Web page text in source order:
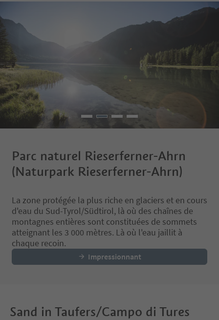
Parc naturel Rieserferner-Ahrn
(Naturpark Rieserferner-Ahrn)
La zone protégée la plus riche en glaciers et en cours
d'eau du Sud-Tyrol/Südtirol, là où des chaînes de
montagnes entières sont constituées de sommets
atteignant les 3 000 mètres. Là où l'eau jaillit à
chaque recoin.
Impressionnant
Sand in Taufers/Campo di Tures